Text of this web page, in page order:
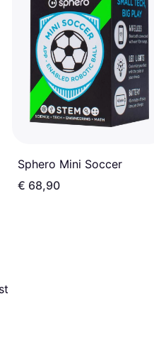
Sphero Mini Soccer
€ 68,90